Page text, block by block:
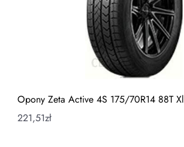
Opony Zeta Active 4S 175/70R14 88T Xl
221,51zł